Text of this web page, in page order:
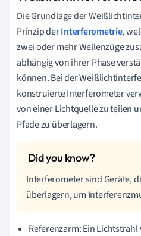
Die Grundlage der
Prinzip derInterferometrie,
zwei oder mehr Wellenzüge
abhängig von ihrer Phase
können. Bei der
konstruierte Interferometer
von einer Lichtquelle zu teilen
Pfade zu überlagern.
Interferometer sind Geräte,
überlagern, um
Referenzarm: Ein